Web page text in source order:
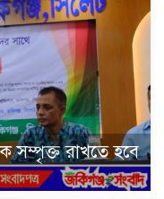
সম্পৃক্ত রাখতে হবে